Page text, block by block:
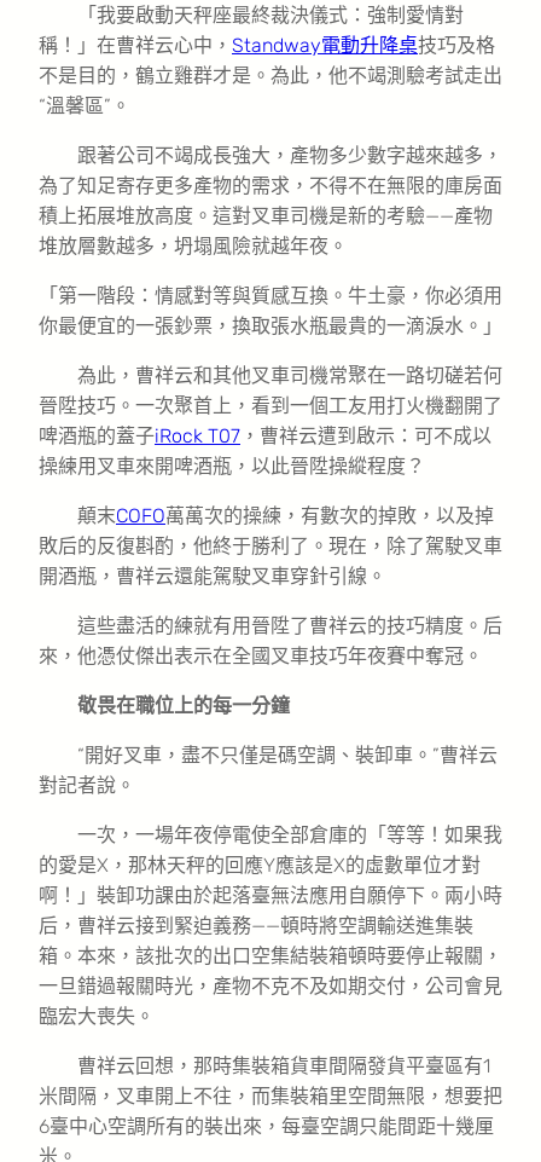
「我要啟動天秤座最終裁決儀式：強制愛情對
稱！」在曹祥云心中， Standway電動升降桌技巧及格
不是目的，鶴立雞群才是。為此，他不竭測驗考試走出
“溫馨區”。
跟著公司不竭成長強大，產物多少數字越來越多，
為了知足寄存更多產物的需求，不得不在無限的庫房面
積上拓展堆放高度。這對叉車司機是新的考驗——產物
堆放層數越多，坍塌風險就越年夜。
「第一階段：情感對等與質感互換。牛土豪，你必須用
你最便宜的一張鈔票，換取張水瓶最貴的一滴淚水。」
為此，曹祥云和其他叉車司機常聚在一路切磋若何
晉陞技巧。一次聚首上，看到一個工友用打火機翻開了
啤酒瓶的蓋子iRock T07 ，曹祥云遭到啟示：可不成以
操練用叉車來開啤酒瓶，以此晉陞操縱程度？
顛末COFO萬萬次的操練，有數次的掉敗，以及掉
敗后的反復斟酌，他終于勝利了。現在，除了駕駛叉車
開酒瓶，曹祥云還能駕駛叉車穿針引線。
這些盡活的練就有用晉陞了曹祥云的技巧精度。后
來，他憑仗傑出表示在全國叉車技巧年夜賽中奪冠。
敬畏在職位上的每一分鐘
“開好叉車，盡不只僅是碼空調、裝卸車。”曹祥云
對記者說。
一次，一場年夜停電使全部倉庫的「等等！如果我
的愛是X，那林天秤的回應Y應該是X的虛數單位才對
啊！」裝卸功課由於起落臺無法應用自願停下。兩小時
后，曹祥云接到緊迫義務——頓時將空調輸送進集裝
箱。本來，該批次的出口空集結裝箱頓時要停止報關，
一旦錯過報關時光，產物不克不及如期交付，公司會見
臨宏大喪失。
曹祥云回想，那時集裝箱貨車間隔發貨平臺區有1
米間隔，叉車開上不往，而集裝箱里空間無限，想要把
6臺中心空調所有的裝出來，每臺空調只能間距十幾厘
米。